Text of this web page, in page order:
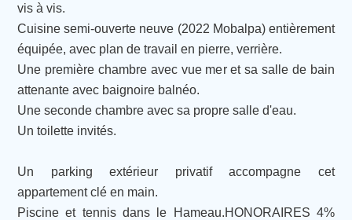
vis à vis.
Cuisine semi-ouverte neuve (2022 Mobalpa) entièrement
équipée, avec plan de travail en pierre, verrière.
Une première chambre avec vue mer et sa salle de bain
attenante avec baignoire balnéo.
Une seconde chambre avec sa propre salle d'eau.
Un toilette invités.
Un parking extérieur privatif accompagne cet
appartement clé en main.
Piscine et tennis dans le Hameau.HONORAIRES 4%